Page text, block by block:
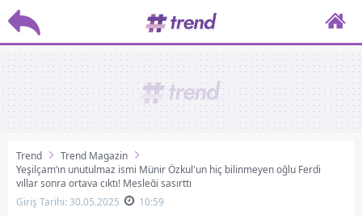
Trend
Trend Magazin
Yeşilçam’ın unutulmaz ismi Münir Özkul'un hiç bilinmeyen oğlu Ferdi
yıllar sonra ortaya çıktı! Mesleği şaşırttı
Giriş Tarihi: 30.05.2025
10:59